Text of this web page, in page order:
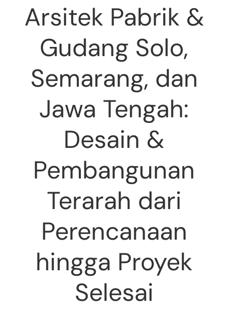
Arsitek Pabrik &
Gudang Solo,
Semarang, dan
Jawa Tengah:
Desain &
Pembangunan
Terarah dari
Perencanaan
hingga Proyek
Selesai